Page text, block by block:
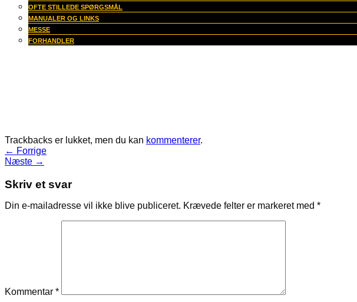
OFTE STILLEDE SPØRGSMÅL
MANUALER OG LINKS
MESSE
FORHANDLER
Trackbacks er lukket, men du kan kommenterer.
← Forrige
Næste →
Skriv et svar
Din e-mailadresse vil ikke blive publiceret. Krævede felter er markeret med *
Kommentar *